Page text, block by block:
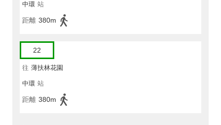
中環 站
距離 380m
22
往 薄扶林花園
中環 站
距離 380m